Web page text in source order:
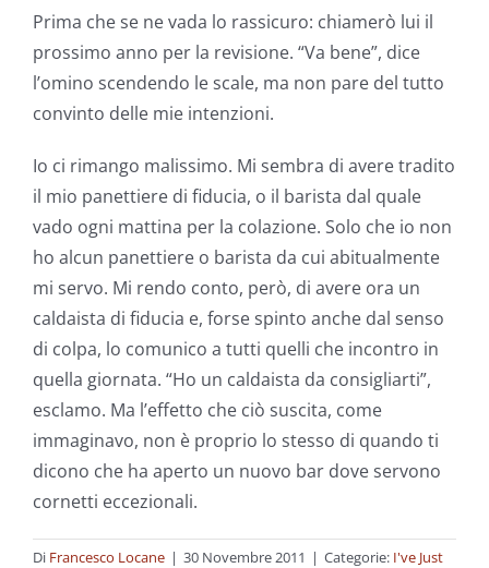
Prima che se ne vada lo rassicuro: chiamerò lui il
prossimo anno per la revisione. “Va bene”, dice
l’omino scendendo le scale, ma non pare del tutto
convinto delle mie intenzioni.
Io ci rimango malissimo. Mi sembra di avere tradito
il mio panettiere di fiducia, o il barista dal quale
vado ogni mattina per la colazione. Solo che io non
ho alcun panettiere o barista da cui abitualmente
mi servo. Mi rendo conto, però, di avere ora un
caldaista di fiducia e, forse spinto anche dal senso
di colpa, lo comunico a tutti quelli che incontro in
quella giornata. “Ho un caldaista da consigliarti”,
esclamo. Ma l’effetto che ciò suscita, come
immaginavo, non è proprio lo stesso di quando ti
dicono che ha aperto un nuovo bar dove servono
cornetti eccezionali.
Di Francesco Locane | 30 Novembre 2011 | Categorie: I've Just